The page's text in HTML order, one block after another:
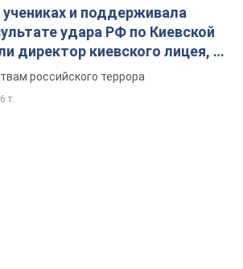
и поддерживала
удара РФ по Киевской
директор киевского лицея, её
российского террора
т.